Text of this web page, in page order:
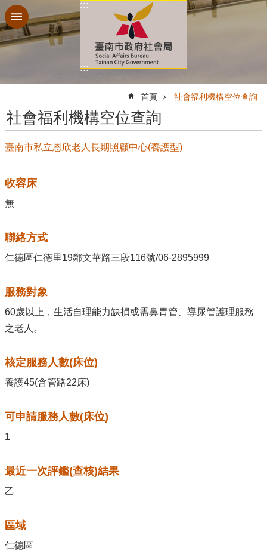
跳到主要內容區塊
:::
:::
首頁 社會福利機構空位查詢
社會福利機構空位查詢
臺南市私立恩欣老人長期照顧中心(養護型)
收容床
無
聯絡方式
仁德區仁德里19鄰文華路三段116號/06-2895999
服務對象
60歲以上，生活自理能力缺損或需鼻胃管、導尿管護理服務
之老人。
核定服務人數(床位)
養護45(含管路22床)
可申請服務人數(床位)
1
最近一次評鑑(查核)結果
乙
區域
仁德區